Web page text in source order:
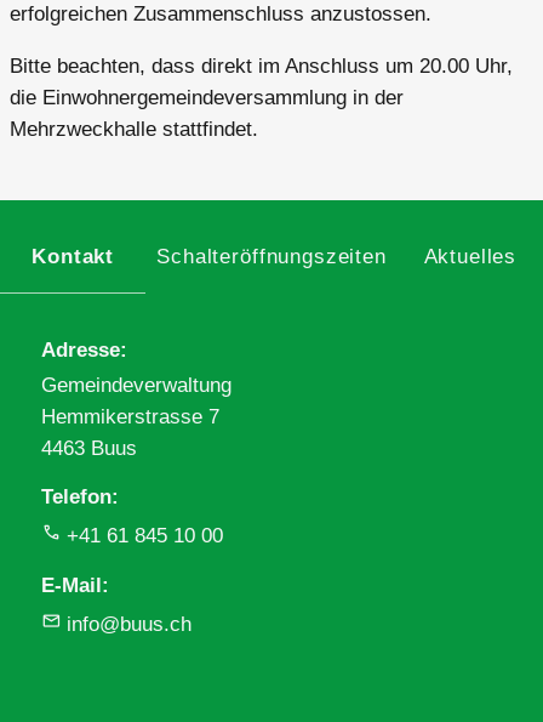
erfolgreichen Zusammenschluss anzustossen.
Bitte beachten, dass direkt im Anschluss um 20.00 Uhr,
die Einwohnergemeindeversammlung in der
Mehrzweckhalle stattfindet.
Kontakt Schalteröffnungszeiten Aktuelles
Adresse
Gemeindeverwaltung
Hemmikerstrasse 7
4463 Buus
Telefon
+41 61 845 10 00
E-Mail
info@buus.ch